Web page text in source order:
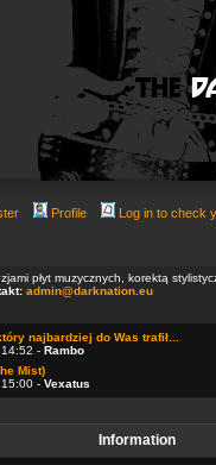
Profile Log in to check
płyt muzycznych, korektą
admin@darknation.eu
najbardziej do Was trafił...
- Rambo
Mist)
- Vexatus
Information